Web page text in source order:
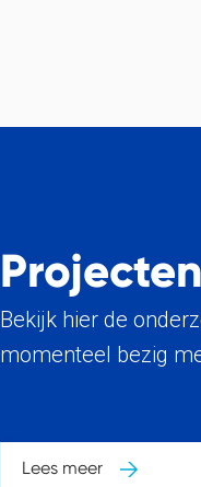
Projecten
Bekijk hier de
momenteel bezig
Lees meer